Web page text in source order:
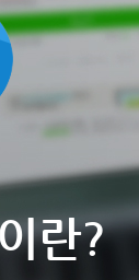
란?